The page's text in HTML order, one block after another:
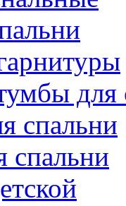
для
спальни